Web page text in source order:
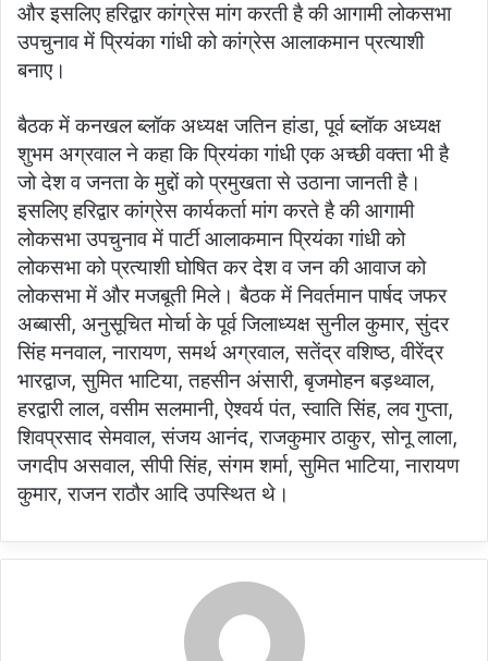
और इसलिए हरिद्वार कांग्रेस मांग करती है की आगामी लोकसभा
उपचुनाव में प्रियंका गांधी को कांग्रेस आलाकमान प्रत्याशी
बनाए।
बैठक में कनखल ब्लॉक अध्यक्ष जतिन हांडा, पूर्व ब्लॉक अध्यक्ष
शुभम अग्रवाल ने कहा कि प्रियंका गांधी एक अच्छी वक्ता भी है
जो देश व जनता के मुद्दों को प्रमुखता से उठाना जानती है।
इसलिए हरिद्वार कांग्रेस कार्यकर्ता मांग करते है की आगामी
लोकसभा उपचुनाव में पार्टी आलाकमान प्रियंका गांधी को
लोकसभा को प्रत्याशी घोषित कर देश व जन की आवाज को
लोकसभा में और मजबूती मिले। बैठक में निवर्तमान पार्षद जफर
अब्बासी, अनुसूचित मोर्चा के पूर्व जिलाध्यक्ष सुनील कुमार, सुंदर
सिंह मनवाल, नारायण, समर्थ अग्रवाल, सतेंद्र वशिष्ठ, वीरेंद्र
भारद्वाज, सुमित भाटिया, तहसीन अंसारी, बृजमोहन बड़थ्वाल,
हरद्वारी लाल, वसीम सलमानी, ऐश्वर्य पंत, स्वाति सिंह, लव गुप्ता,
शिवप्रसाद सेमवाल, संजय आनंद, राजकुमार ठाकुर, सोनू लाला,
जगदीप असवाल, सीपी सिंह, संगम शर्मा, सुमित भाटिया, नारायण
कुमार, राजन राठौर आदि उपस्थित थे।